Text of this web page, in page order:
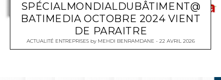
SPÉCIALMONDIALDUBÂTIMENT@
BATIMEDIA OCTOBRE 2024 VIENT
DE PARAITRE
ACTUALITÉ ENTREPRISES by MEHDI BENRAMDANE 22 AVRIL 2026